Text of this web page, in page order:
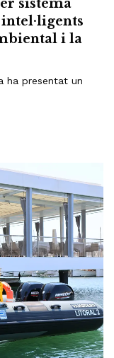
sistema
i la
ha presentat un